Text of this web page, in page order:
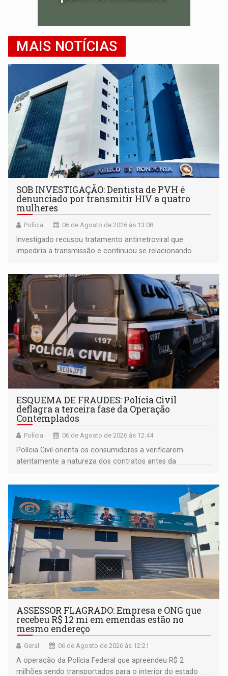
MAIS NOTÍCIAS
SOB INVESTIGAÇÃO: Dentista de PVH é
denunciado por transmitir HIV a quatro
mulheres
Polícia 06 de Agosto de 2026 às 13:08
Investigado recusou tratamento antirretroviral que
impediria a transmissão e continuou se relacionando
ESQUEMA DE FRAUDES: Polícia Civil
deflagra a terceira fase da Operação
Contemplados
Polícia 06 de Agosto de 2026 às 12:44
Polícia Civil orienta os consumidores a verificarem
atentamente a natureza dos contratos antes da
ASSESSOR FLAGRADO: Empresa e ONG que
recebeu R$ 12 mi em emendas estão no
mesmo endereço
Geral 06 de Agosto de 2026 às 12:21
A operação da Polícia Federal que apreendeu R$ 2
milhões sendo transportados para o interior do estado